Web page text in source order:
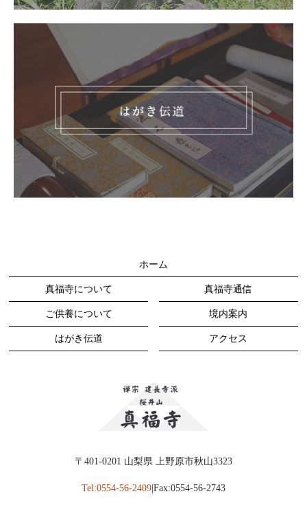
ホーム
真福寺について 真福寺通信
ご供養について 境内案内
はがき伝道 アクセス
〒401-0201 山梨県 上野原市秋山3323
Tel:0554-56-2409 |Fax:0554-56-2743